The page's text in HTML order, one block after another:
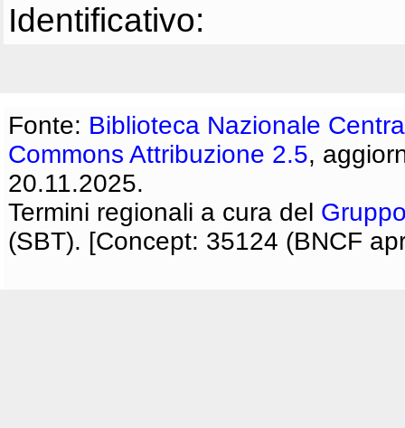
Identificativo:
Fonte: Biblioteca Nazionale
Commons Attribuzione 2.5,
20.11.2025.
Termini regionali a cura del
(SBT). [Concept: 35124 (BNCF